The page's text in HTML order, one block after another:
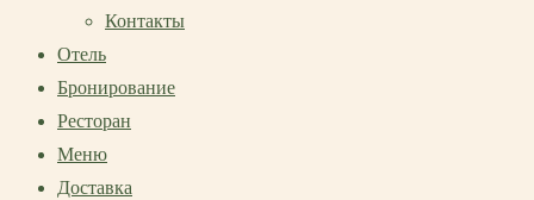
Контакты
Отель
Бронирование
Ресторан
Меню
Доставка